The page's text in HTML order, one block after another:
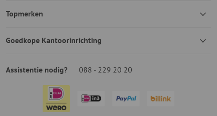
Topmerken
Goedkope Kantoorinrichting
Assistentie nodig? 088 - 229 20 20